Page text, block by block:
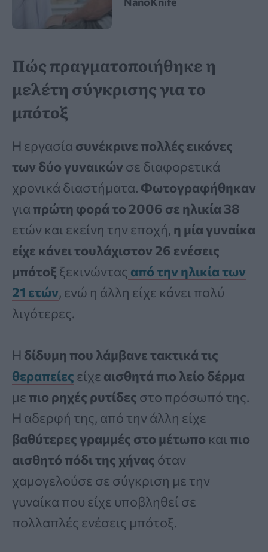
Πώς πραγματοποιήθηκε η
μελέτη σύγκρισης για το
μπότοξ
Η εργασία συνέκρινε πολλές εικόνες
των δύο γυναικών σε διαφορετικά
χρονικά διαστήματα. Φωτογραφήθηκαν
για πρώτη φορά το 2006 σε ηλικία 38
ετών και εκείνη την εποχή, η μία γυναίκα
είχε κάνει τουλάχιστον 26 ενέσεις
μπότοξ ξεκινώντας από την ηλικία των
21 ετών, ενώ η άλλη είχε κάνει πολύ
λιγότερες.
Η δίδυμη που λάμβανε τακτικά τις
θεραπείες είχε αισθητά πιο λείο δέρμα
με πιο ρηχές ρυτίδες στο πρόσωπό της.
Η αδερφή της, από την άλλη είχε
βαθύτερες γραμμές στο μέτωπο και πιο
αισθητό πόδι της χήνας όταν
χαμογελούσε σε σύγκριση με την
γυναίκα που είχε υποβληθεί σε
πολλαπλές ενέσεις μπότοξ.